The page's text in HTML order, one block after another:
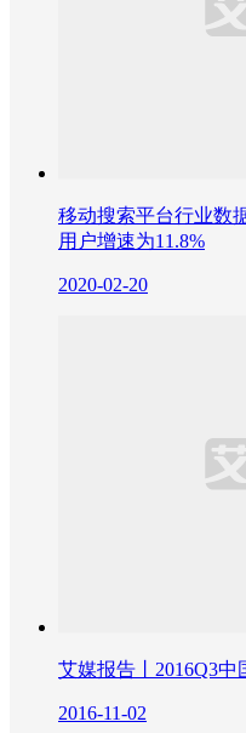
移动搜索平台行业数
用户增速为11.8%
2020-02-20
艾媒报告丨2016Q3
2016-11-02